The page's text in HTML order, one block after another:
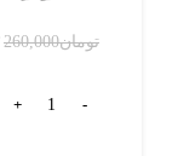
تومان260,000